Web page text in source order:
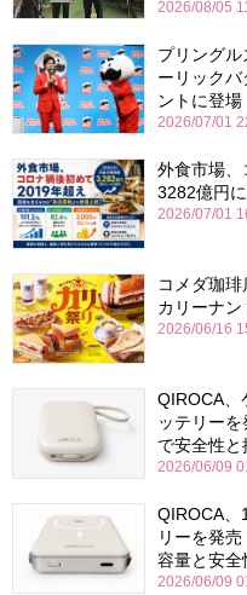
2026/08/05
プリング
ーリック
ントに登場
2026/07/01
外食市場
3282億円に
2026/07/01
コメダ珈
カリーナ
2026/06/16
QIROCA、
ッテリー
で安全性
2026/06/09
QIROCA、
リーを発
容量と安全
2026/06/09